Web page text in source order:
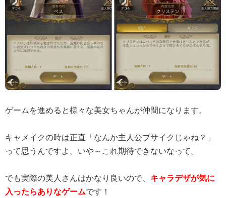
ゲームを進めると様々な美女ちゃんが仲間になります。
キャメイクの時は正直「なんか主人公ブサイクじゃね？」
って思うんですよ。いや～これ期待できないなって。
でも実際の美人さんはかなり良いので、 キャラデザが気に
入ったらありなゲームです！